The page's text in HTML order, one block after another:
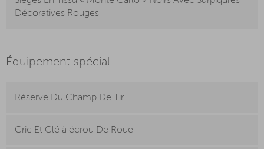
Décoratives Rouges
Équipement spécial
Réserve Du Champ De Tir
Cric Et Clé à écrou De Roue